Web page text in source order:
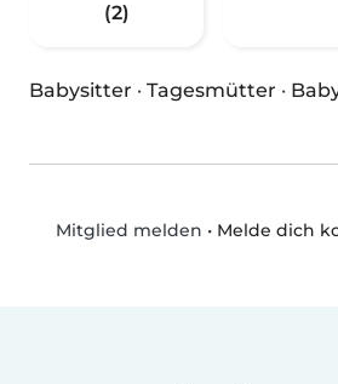
(2)
Babysitter · Tagesmütter ·
Mitglied melden • Melde dich